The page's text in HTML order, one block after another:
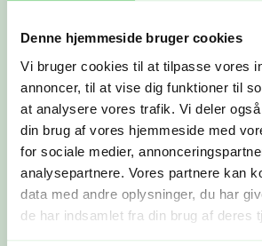
Denne hjemmeside bruger cookies
Vi bruger cookies til at tilpasse vores
annoncer, til at vise dig funktioner til
at analysere vores trafik. Vi deler
din brug af vores hjemmeside med
for sociale medier,
analysepartnere. Vores partnere kan
data med andre oplysninger, du har
de har indsamlet fra din brug af deres
aftalt, og du
rejsepapirer, så du
dig.
Du rejser…! Du
kommer